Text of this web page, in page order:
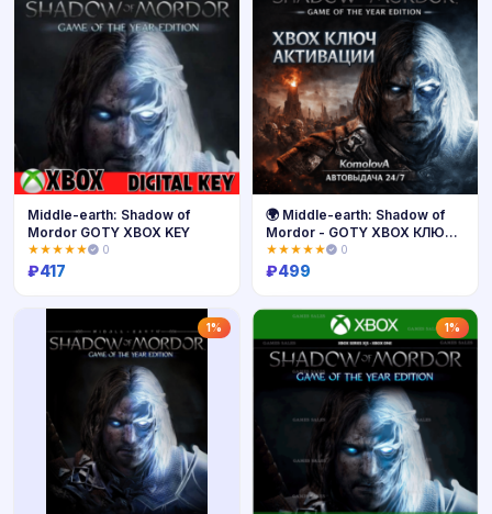
Middle-earth: Shadow of
Mordor GOTY XBOX KEY
★★★★★ 0
₽417
Купить
🌍 Middle-earth: Shadow of
Mordor - GOTY XBOX КЛЮЧ
🔑+🎁
★★★★★ 0
₽499
1% 1%